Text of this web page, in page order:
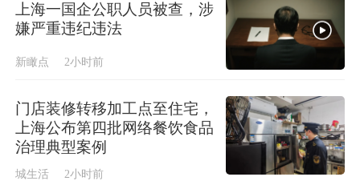
上海一国企公职人员被查，涉
嫌严重违纪违法
新瞰点 2小时前
门店装修转移加工点至住宅，
上海公布第四批网络餐饮食品
治理典型案例
城生活 2小时前